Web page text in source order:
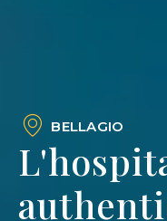
BELLAGIO